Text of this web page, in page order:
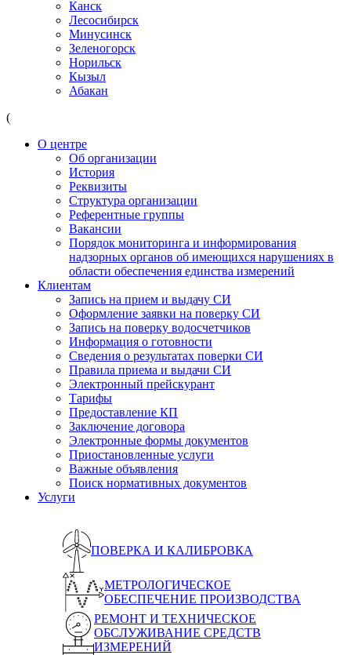
Канск
Лесосибирск
Минусинск
Зеленогорск
Норильск
Кызыл
Абакан
(
О центре
Об организации
История
Реквизиты
Структура организации
Референтные группы
Вакансии
Порядок мониторинга и информирования
надзорных органов об имеющихся нарушениях в
области обеспечения единства измерений
Клиентам
Запись на прием и выдачу СИ
Оформление заявки на поверку СИ
Запись на поверку водосчетчиков
Информация о готовности
Сведения о результатах поверки СИ
Правила приема и выдачи СИ
Электронный прейскурант
Тарифы
Предоставление КП
Заключение договора
Электронные формы документов
Приостановленные услуги
Важные объявления
Поиск нормативных документов
Услуги
ПОВЕРКА И КАЛИБРОВКА
МЕТРОЛОГИЧЕСКОЕ
ОБЕСПЕЧЕНИЕ ПРОИЗВОДСТВА
РЕМОНТ И ТЕХНИЧЕСКОЕ
ОБСЛУЖИВАНИЕ СРЕДСТВ
ИЗМЕРЕНИЙ